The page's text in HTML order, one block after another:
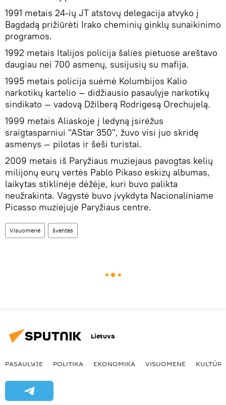
1991 metais 24-ių JT atstovų delegacija atvyko į
Bagdadą prižiūrėti Irako cheminių ginklų sunaikinimo
programos.
1992 metais Italijos policija šalies pietuose areštavo
daugiau nei 700 asmenų, susijusių su mafija.
1995 metais policija suėmė Kolumbijos Kalio
narkotikų kartelio — didžiausio pasaulyje narkotikų
sindikato — vadovą Džilberą Rodrigesą Orechujelą.
1999 metais Aliaskoje į ledyną įsirėžus
sraigtasparniui "AStar 350", žuvo visi juo skridę
asmenys — pilotas ir šeši turistai.
2009 metais iš Paryžiaus muziejaus pavogtas kelių
milijonų eurų vertės Pablo Pikaso eskizų albumas,
laikytas stiklinėje dėžėje, kuri buvo palikta
neužrakinta. Vagystė buvo įvykdyta Nacionaliniame
Picasso muziejuje Paryžiaus centre.
Visuomenė šventės
Lietuva
PASAULYJE POLITIKA EKONOMIKA VISUOMENĖ KULTŪRA